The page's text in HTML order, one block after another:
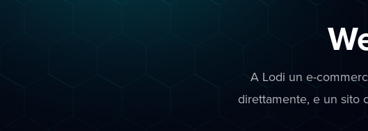
A Lodi un e-
direttamente, e un sito